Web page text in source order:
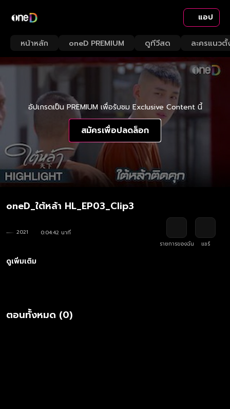
แอป
หน้าหลัก oneD PREMIUM ดูทีวีสด ละครแนวตั้
อัปเกรดเป็น PREMIUM เพื่อรับชม Exclusive Content นี้
สมัครเพื่อปลดล็อก
oneD_ใต้หล้า HL_EP03_Clip3
2021
0:04:42 นาที
รายการของฉัน
แชร์
ดูเพิ่มเติม
ตอนทั้งหมด (0)